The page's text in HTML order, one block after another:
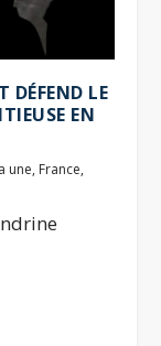
DÉFEND LE
EN
une, France,